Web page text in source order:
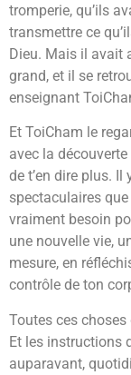
tromperie, qu’ils
transmettre ce
Dieu. Mais il avait
grand, et il se
enseignant
Et ToiCham le
avec la
de t’en dire plus.
spectaculaires
vraiment besoin
une nouvelle vie,
mesure, en
contrôle de ton
Toutes ces choses
Et les instructions
auparavant,